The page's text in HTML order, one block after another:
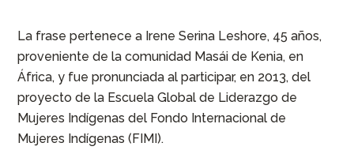
La frase pertenece a Irene Serina Leshore, 45 años,
proveniente de la comunidad Masái de Kenia, en
África, y fue pronunciada al participar, en 2013, del
proyecto de la Escuela Global de Liderazgo de
Mujeres Indígenas del Fondo Internacional de
Mujeres Indígenas (FIMI).